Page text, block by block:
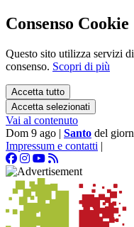
Consenso Cookie
Questo sito utilizza servizi
consenso. Scopri di più
Accetta tutto
Accetta selezionati
Vai al contenuto
Dom 9 ago | Santo del
Impressum e contatti |